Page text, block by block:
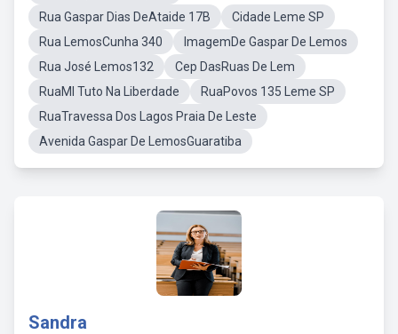
Rua Gaspar Dias DeAtaide 17B
Cidade Leme SP
Rua LemosCunha 340
ImagemDe Gaspar De Lemos
Rua José Lemos132
Cep DasRuas De Lem
RuaMI Tuto Na Liberdade
RuaPovos 135 Leme SP
RuaTravessa Dos Lagos Praia De Leste
Avenida Gaspar De LemosGuaratiba
Sandra